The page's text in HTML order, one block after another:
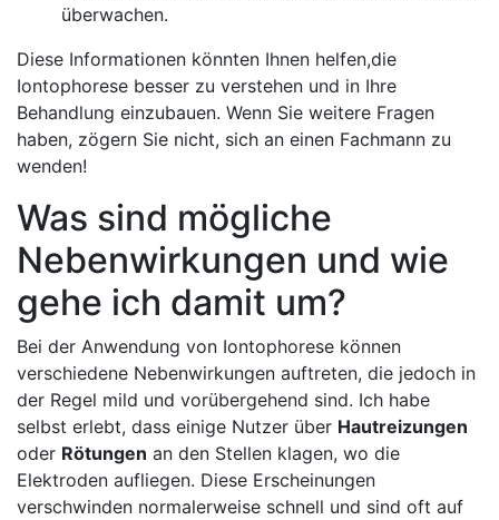
überwachen.
Diese Informationen könnten Ihnen helfen,die
Iontophorese besser zu verstehen und in Ihre
Behandlung einzubauen. Wenn‍ Sie weitere Fragen
haben, zögern⁣ Sie nicht, ⁣sich an einen Fachmann zu
wenden!
Was sind mögliche
Nebenwirkungen und wie
gehe ich damit um?
Bei der Anwendung ⁤von Iontophorese können
verschiedene Nebenwirkungen auftreten, die jedoch in
der Regel mild ‌und vorübergehend sind. Ich habe
selbst erlebt, dass einige ‍Nutzer über Hautreizungen
oder Rötungen ⁢an den Stellen⁢ klagen, wo die⁤
Elektroden aufliegen. ⁣Diese Erscheinungen
verschwinden normalerweise schnell und sind oft auf